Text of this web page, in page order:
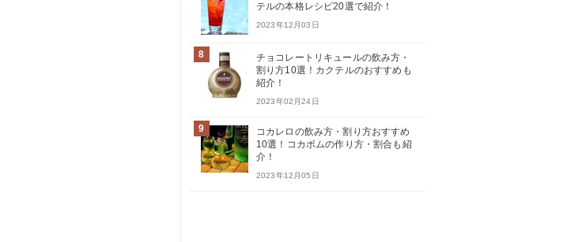
テルの本格レシピ20選で紹介！
2023年12月03日
8
チョコレートリキュールの飲み方・
割り方10選！カクテルのおすすめも
紹介！
2023年02月24日
9
コカレロの飲み方・割り方おすすめ
10選！コカボムの作り方・割合も紹
介！
2023年12月05日